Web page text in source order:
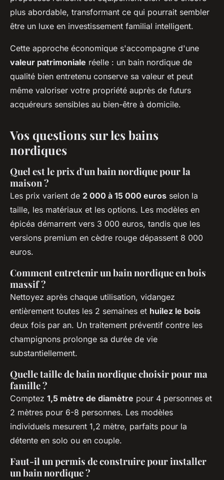
plus abordable, transformant ce qui pourrait sembler
être un luxe en investissement familial intelligent.
Cette approche économique s'accompagne d'une
valeur patrimoniale réelle : un bain nordique de
qualité bien entretenu conserve sa valeur et peut
même valoriser votre propriété auprès de futurs
acquéreurs sensibles au bien-être à domicile.
Vos questions sur les bains
nordiques
Quel est le prix d'un bain nordique pour la
maison ?
Les prix varient de 2 000 à 15 000 euros selon la
taille, les matériaux et les options. Les modèles en
épicéa démarrent vers 3 000 euros, tandis que les
versions premium en cèdre rouge dépassent 8 000
euros.
Comment entretenir un bain nordique en bois
massif ?
Nettoyez après chaque utilisation, vidangez
entièrement toutes les 2 semaines et huilez le bois
deux fois par an. Un traitement préventif contre les
champignons prolonge sa durée de vie
substantiellement.
Quelle taille de bain nordique choisir pour ma
famille ?
Comptez 1,5 mètre de diamètre pour 4 personnes et
2 mètres pour 6-8 personnes. Les modèles
individuels mesurent 1,2 mètre, parfaits pour la
détente en solo ou en couple.
Faut-il un permis de construire pour installer
un bain nordique ?